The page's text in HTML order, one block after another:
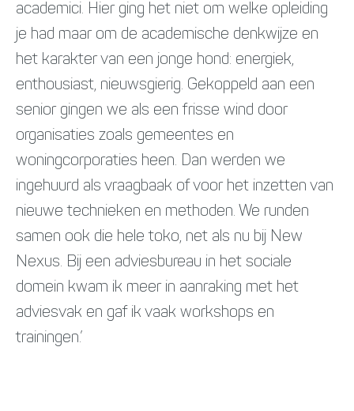
academici. Hier ging het niet om welke opleiding
je had maar om de academische denkwijze en
het karakter van een jonge hond: energiek,
enthousiast, nieuwsgierig. Gekoppeld aan een
senior gingen we als een frisse wind door
organisaties zoals gemeentes en
woningcorporaties heen. Dan werden we
ingehuurd als vraagbaak of voor het inzetten van
nieuwe technieken en methoden. We runden
samen ook die hele toko, net als nu bij New
Nexus. Bij een adviesbureau in het sociale
domein kwam ik meer in aanraking met het
adviesvak en gaf ik vaak workshops en
trainingen.’